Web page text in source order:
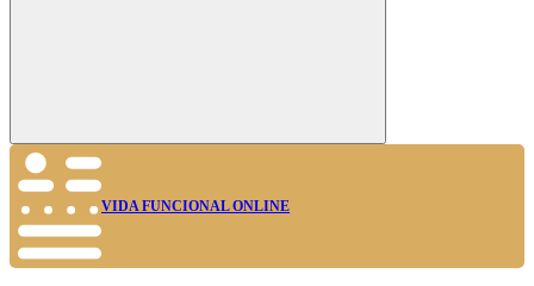
Buscar
VIDA FUNCIONAL ONLINE